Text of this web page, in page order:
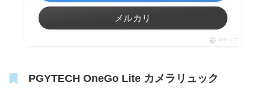
メルカリ
ポチップ
PGYTECH OneGo Lite カメラリュック